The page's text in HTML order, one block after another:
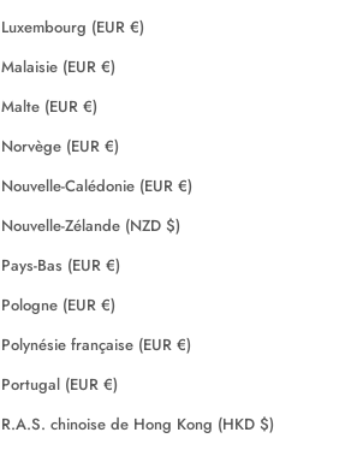
Luxembourg (EUR €)
Malaisie (EUR €)
Malte (EUR €)
Norvège (EUR €)
Nouvelle-Calédonie (EUR €)
Nouvelle-Zélande (NZD $)
Pays-Bas (EUR €)
Pologne (EUR €)
Polynésie française (EUR €)
Portugal (EUR €)
R.A.S. chinoise de Hong Kong (HKD $)